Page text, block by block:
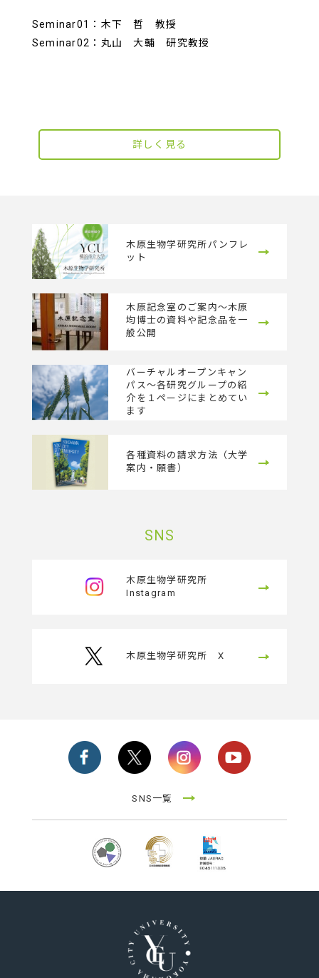
Seminar01：木下 哲 教授
Seminar02：丸山 大輔 研究教授
詳しく見る
木原生物学研究所パンフレ
ット
木原記念室のご案内～木原
均博士の資料や記念品を一
般公開
バーチャルオープンキャン
パス〜各研究グループの紹
介を１ページにまとめてい
ます
各種資料の請求方法（大学
案内・願書）
SNS
木原生物学研究所
Instagram
木原生物学研究所 X
SNS一覧